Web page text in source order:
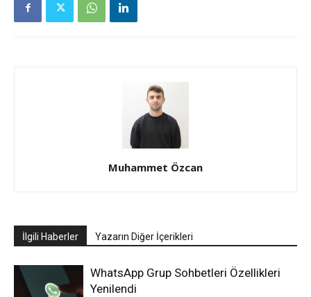
Muhammet Özcan
İlgili Haberler Yazarın Diğer İçerikleri
WhatsApp Grup Sohbetleri Özellikleri
Yenilendi